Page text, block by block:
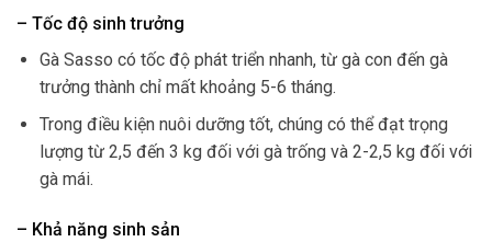
– Tốc độ sinh trưởng
Gà Sasso có tốc độ phát triển nhanh, từ gà con đến gà
trưởng thành chỉ mất khoảng 5-6 tháng.
Trong điều kiện nuôi dưỡng tốt, chúng có thể đạt trọng
lượng từ 2,5 đến 3 kg đối với gà trống và 2-2,5 kg đối với
gà mái.
– Khả năng sinh sản